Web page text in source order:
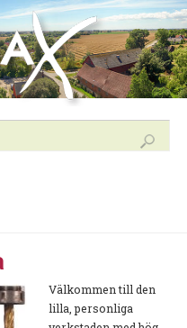
Välkommen till den
lilla, personliga